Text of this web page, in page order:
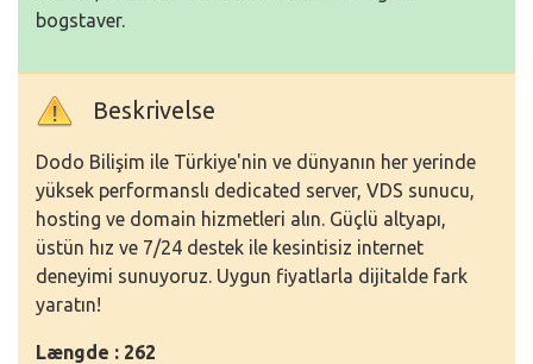
bogstaver.
Beskrivelse
Dodo Bilişim ile Türkiye'nin ve dünyanın her yerinde
yüksek performanslı dedicated server, VDS sunucu,
hosting ve domain hizmetleri alın. Güçlü altyapı,
üstün hız ve 7/24 destek ile kesintisiz internet
deneyimi sunuyoruz. Uygun fiyatlarla dijitalde fark
yaratın!
Længde : 262